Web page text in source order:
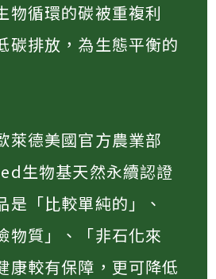
物循環的碳被重複利
碳排放，為生態平衡的
萊德美國官方農業部
生物基天然永續認證
是「比較單純的」、
物質」、「非石化來
康較有保障，更可降低